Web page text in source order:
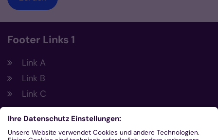
Footer Links 1
Link A
Link B
Link C
Footer Links 2